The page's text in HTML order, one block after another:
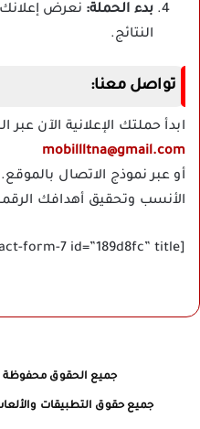
بدء الحملة: نعرض
النتائج.
تواصل معنا:
ابدأ حملتك الإعلانية الآن عبر
mobillltna@gmail.com
أو عبر نموذج الاتصال
الأنسب وتحقيق أهدافك
[contact-form-7 id=”189d8fc” title=”نموذج الاتصال 1″]
جميع الحقوق
جميع حقوق التطبيقات